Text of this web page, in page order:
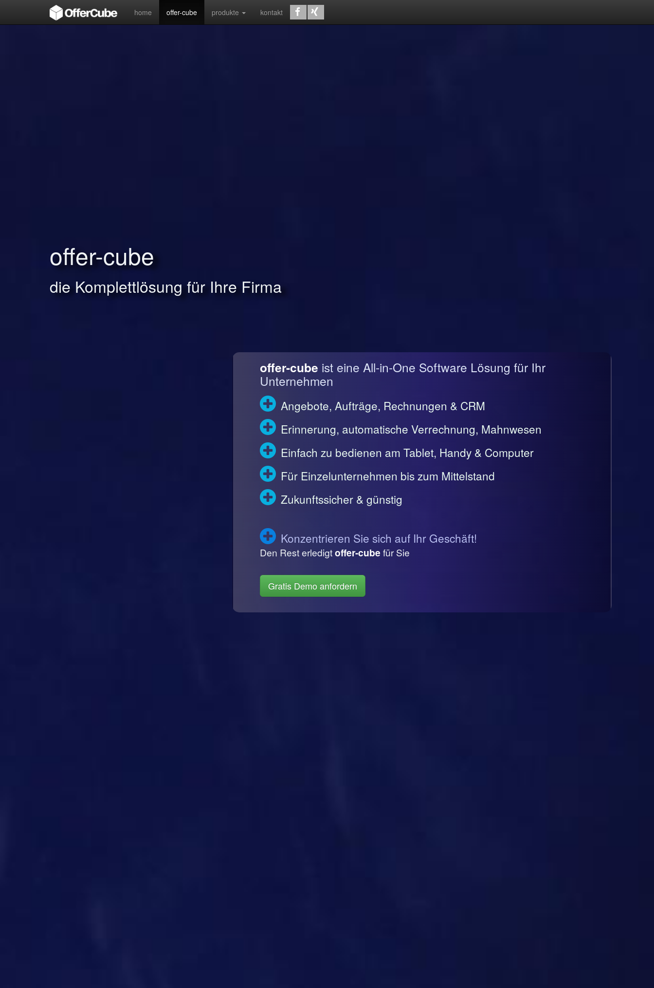
home offer-cube produkte kontakt
offer-cube
die Komplettlösung für Ihre Firma
offer-cube ist eine All-in-One Software Lösung für Ihr
Unternehmen
Angebote, Aufträge, Rechnungen & CRM
Erinnerung, automatische Verrechnung, Mahnwesen
Einfach zu bedienen am Tablet, Handy & Computer
Für Einzelunternehmen bis zum Mittelstand
Zukunftssicher & günstig
Konzentrieren Sie sich auf Ihr Geschäft!
Den Rest erledigtoffer-cube für Sie
Gratis Demo anfordern